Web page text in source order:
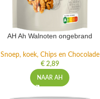
AH Ah Walnoten ongebrand
Snoep, koek, Chips en Chocolade
€2,89
NAAR AH